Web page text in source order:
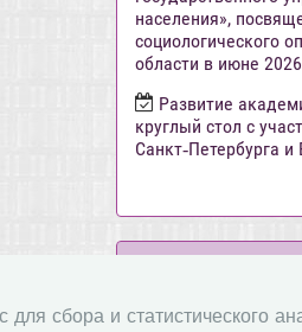
населения»,
социологического
области в июне
Развитие
круглый стол с
Санкт‑Петербурга
для сбора и статистического